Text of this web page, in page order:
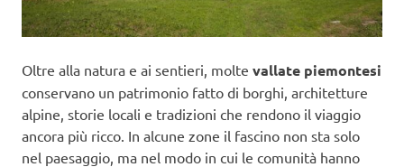
Oltre alla natura e ai sentieri, molte vallate piemontesi
conservano un patrimonio fatto di borghi, architetture
alpine, storie locali e tradizioni che rendono il viaggio
ancora più ricco. In alcune zone il fascino non sta solo
nel paesaggio, ma nel modo in cui le comunità hanno